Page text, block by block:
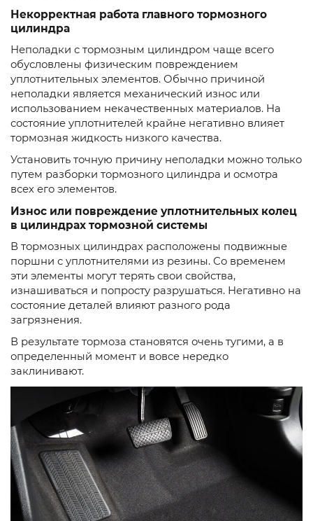
Некорректная работа главного тормозного
цилиндра
Неполадки с тормозным цилиндром чаще всего
обусловлены физическим повреждением
уплотнительных элементов. Обычно причиной
неполадки является механический износ или
использованием некачественных материалов. На
состояние уплотнителей крайне негативно влияет
тормозная жидкость низкого качества.
Установить точную причину неполадки можно только
путем разборки тормозного цилиндра и осмотра
всех его элементов.
Износ или повреждение уплотнительных колец
в цилиндрах тормозной системы
В тормозных цилиндрах расположены подвижные
поршни с уплотнителями из резины. Со временем
эти элементы могут терять свои свойства,
изнашиваться и попросту разрушаться. Негативно на
состояние деталей влияют разного рода
загрязнения.
В результате тормоза становятся очень тугими, а в
определенный момент и вовсе нередко
заклинивают.